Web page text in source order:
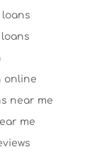
loans
online
near me
me